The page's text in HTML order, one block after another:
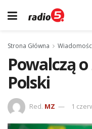
Strona Główna
Powalczą
Polski
Red. MZ 1